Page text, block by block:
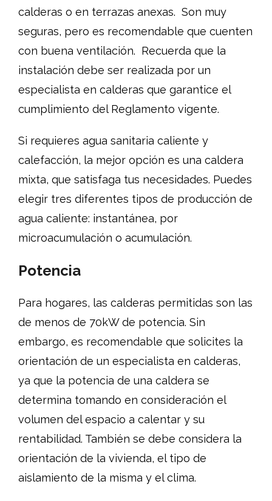
calderas o en terrazas anexas. Son muy
seguras, pero es recomendable que cuenten
con buena ventilación. Recuerda que la
instalación debe ser realizada por un
especialista en calderas que garantice el
cumplimiento del Reglamento vigente.
Si requieres agua sanitaria caliente y
calefacción, la mejor opción es una caldera
mixta, que satisfaga tus necesidades. Puedes
elegir tres diferentes tipos de producción de
agua caliente: instantánea, por
microacumulación o acumulación.
Potencia
Para hogares, las calderas permitidas son las
de menos de 70kW de potencia. Sin
embargo, es recomendable que solicites la
orientación de un especialista en calderas,
ya que la potencia de una caldera se
determina tomando en consideración el
volumen del espacio a calentar y su
rentabilidad. También se debe considera la
orientación de la vivienda, el tipo de
aislamiento de la misma y el clima.